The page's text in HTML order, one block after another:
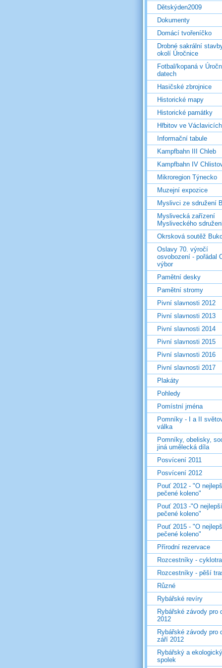
Dětskýden2009
Dokumenty
Domácí tvořeníčko
Drobné sakrální
okolí Úročnice
Fotbal/kopaná v
datech
Hasičské zbrojnice
Historické mapy
Historické památky
Hřbitov ve Václavicích
Informační tabule
Kampfbahn III Chleb
Kampfbahn IV
Mikroregion Týnecko
Muzejní expozice
Myslivci ze sdružení
Myslivecká zařízení
Mysliveckého
Okrsková soutěž
Oslavy 70. výročí
osvobození - pořádal
výbor
Pamětní desky
Pamětní stromy
Pivní slavnosti 2012
Pivní slavnosti 2013
Pivní slavnosti 2014
Pivní slavnosti 2015
Pivní slavnosti 2016
Pivní slavnosti 2017
Plakáty
Pohledy
Pomístní jména
Pomníky - I a II
válka
Pomníky, obelisky,
jiná umělecká díla
Posvícení 2011
Posvícení 2012
Pouť 2012 - "O
pečené koleno"
Pouť 2013 -"O nejlepší
pečené koleno"
Pouť 2015 - "O
pečené koleno"
Přírodní rezervace
Rozcestníky -
Rozcestníky - pěší
Různé
Rybářské revíry
Rybářské závody pro
2012
Rybářské závody pro
září 2012
Rybářský a ekologický
spolek